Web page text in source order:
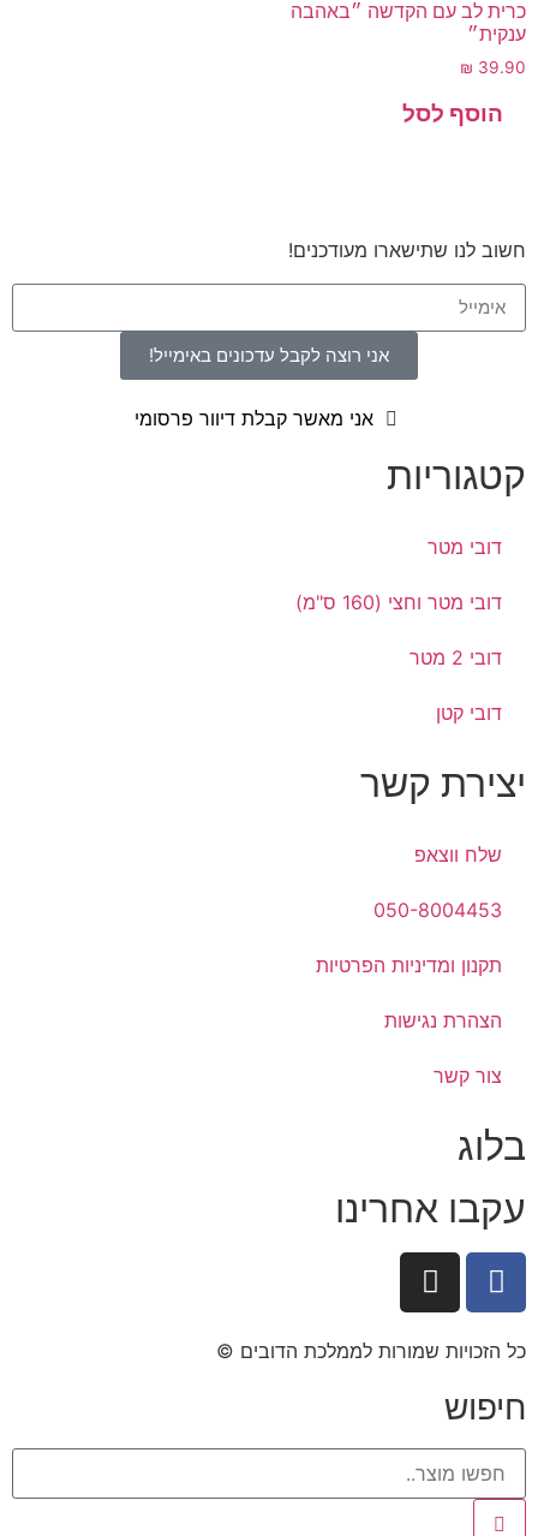
כרית לב עם הקדשה ״באהבה
ענקית״
₪ 39.90
חשוב לנו שתישארו מעודכנים!
אני רוצה לקבל עדכונים באימייל!
אני מאשר קבלת דיוור פרסומי
קטגוריות
דובי מטר
דובי מטר וחצי (160 ס"מ)
דובי 2 מטר
דובי קטן
יצירת קשר
שלח ווצאפ
050-8004453
תקנון ומדיניות הפרטיות
הצהרת נגישות
צור קשר
בלוג
עקבו אחרינו
כל הזכויות שמורות לממלכת הדובים ©​
חיפוש